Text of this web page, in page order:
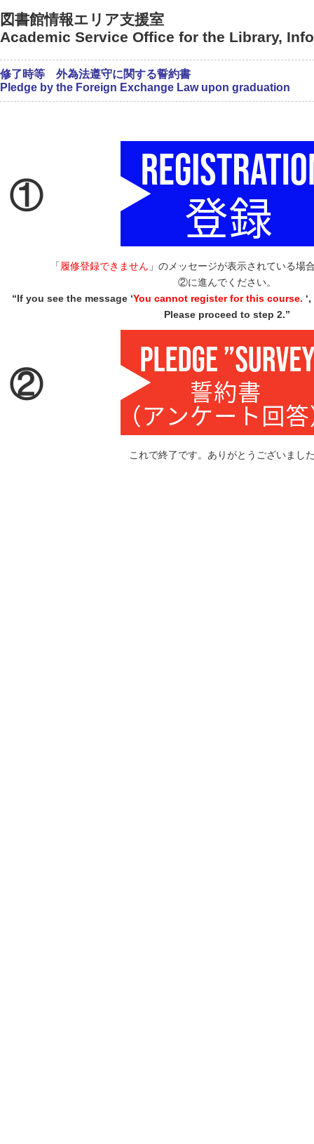
図書館情報エリア支援室
Academic Service Office for the Library,
修了時等 外為法遵守に関する誓約書
Pledge by the Foreign Exchange Law upon graduation
①
「履修登録できません 」のメッセージが表示されている場
②に進んでください。
“If you see the message ‘You cannot register for this course.
Please proceed to step 2.”
②
これで終了です。ありがとうございまし